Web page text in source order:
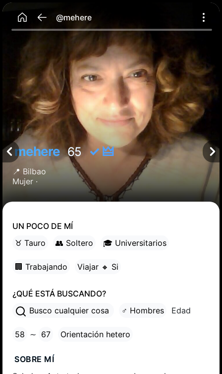
@mehere
mehere65✓ 🜲
📍 Bilbao
Mujer ·
UN POCO DE MÍ
♉ Tauro
👥 Soltero 🎓 Universitarios
🏢 Trabajando Viajar 🔸 Si
¿QUÉ ESTÁ BUSCANDO?
Busco cualquier cosa
♂ Hombres Edad
58 ∼ 67 Orientación hetero
SOBRE MÍ